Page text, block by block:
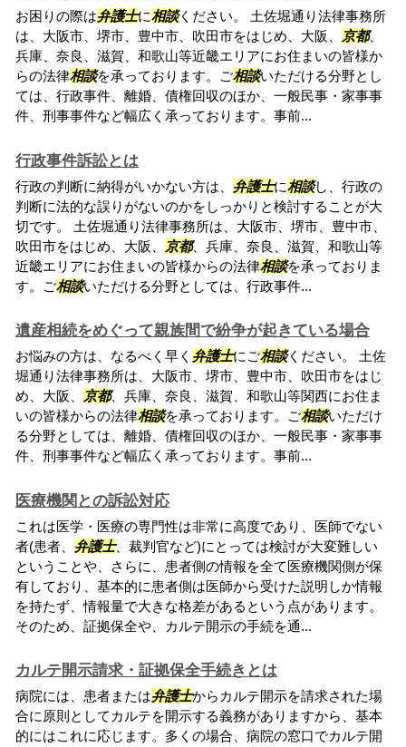
お困りの際は弁護士に相談ください。 土佐堀通り法律事務所
は、大阪市、堺市、豊中市、吹田市をはじめ、大阪、
京都、
兵庫、奈良、滋賀、和歌山等近畿エリアにお住まいの皆様か
らの法律相談を承っております。ご相談いただける分野とし
ては、行政事件、離婚、債権回収のほか、一般民事・家事事
件、刑事事件など幅広く承っております。事前...
行政事件訴訟とは
行政の判断に納得がいかない方は、 弁護士に相談し、行政の
判断に法的な誤りがないのかをしっかりと検討することが大
切です。 土佐堀通り法律事務所は、大阪市、堺市、豊中市、
吹田市をはじめ、大阪、
京都、兵庫、奈良、滋賀、和歌山等
近畿エリアにお住まいの皆様からの法律相談を承っておりま
す。ご相談いただける分野としては、行政事件...
遺産相続をめぐって親族間で紛争が起きている場合
お悩みの方は、なるべく早く 弁護士にご相談ください。 土佐
堀通り法律事務所は、大阪市、堺市、豊中市、吹田市をはじ
め、大阪、
京都、兵庫、奈良、滋賀、和歌山等関西にお住ま
いの皆様からの法律相談を承っております。ご相談いただけ
る分野としては、離婚、債権回収のほか、一般民事・家事事
件、刑事事件など幅広く承っております。事前...
医療機関との訴訟対応
これは医学・医療の専門性は非常に高度であり、医師でない
者(患者、 弁護士、裁判官など)にとっては検討が大変難しい
ということや、さらに、患者側の情報を全て医療機関側が保
有しており、基本的に患者側は医師から受けた説明しか情報
を持たず、情報量で大きな格差があるという点があります。
そのため、証拠保全や、カルテ開示の手続を通...
カルテ開示請求・証拠保全手続きとは
病院には、患者または弁護士からカルテ開示を請求された場
合に原則としてカルテを開示する義務がありますから、基本
的にはこれに応じます。多くの場合、病院の窓口でカルテ開